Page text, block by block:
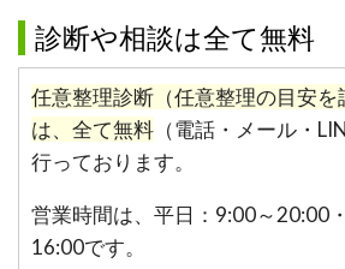
診断や相談は全て無料
任意整理診断（任意整理の目安を
は、全て無料 （電話・メール・
行っております。
営業時間は、平日：9:00～20:00
16:00です。